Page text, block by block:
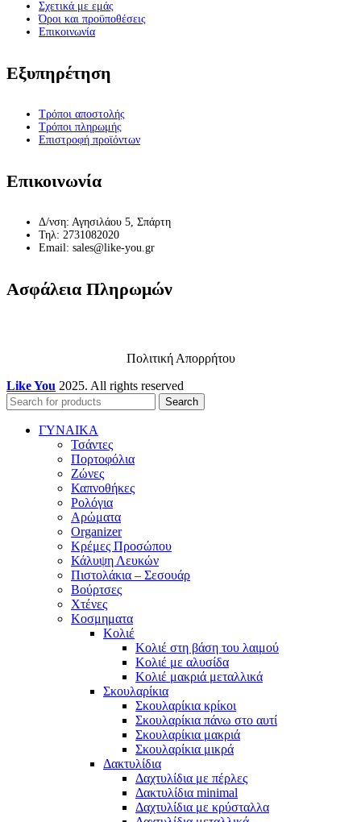
Σχετικά με εμάς
Όροι και προϋποθέσεις
Επικοινωνία
Εξυπηρέτηση
Τρόποι αποστολής
Τρόποι πληρωμής
Επιστροφή προϊόντων
Επικοινωνία
Δ/νση: Αγησιλάου 5, Σπάρτη
Τηλ: 2731082020
Email: sales@like-you.gr
Ασφάλεια Πληρωμών
Πολιτική Απορρήτου
Like You 2025. All rights reserved
Search
ΓΥΝΑΙΚΑ
Τσάντες
Πορτοφόλια
Ζώνες
Καπνοθήκες
Ρολόγια
Αρώματα
Organizer
Κρέμες Προσώπου
Κάλυψη Λευκών
Πιστολάκια – Σεσουάρ
Βούρτσες
Χτένες
Κοσμηματα
Κολιέ
Κολιέ στη βάση του λαιμού
Κολιέ με αλυσίδα
Κολιέ μακριά μεταλλικά
Σκουλαρίκια
Σκουλαρίκια κρίκοι
Σκουλαρίκια πάνω στο αυτί
Σκουλαρίκια μακριά
Σκουλαρίκια μικρά
Δακτυλίδια
Δαχτυλίδια με πέρλες
Δακτυλίδια minimal
Δαχτυλίδια με κρύσταλλα